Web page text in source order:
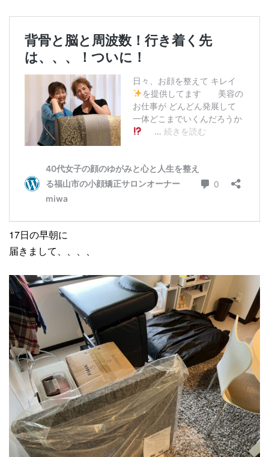
17日の早朝に
届きまして、、、、